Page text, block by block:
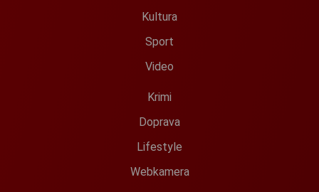
Kultura
Sport
Video
Krimi
Doprava
Lifestyle
Webkamera